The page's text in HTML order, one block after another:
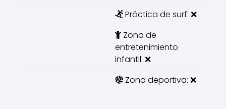
Práctica de surf: ❌
Zona de
entretenimiento
infantil: ❌
Zona deportiva: ❌